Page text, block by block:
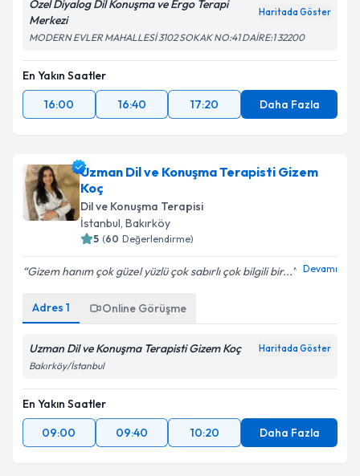
Özel Diyalog Dil Konuşma ve Ergo Terapi
Merkezi
Haritada Göster
MODERN EVLER MAHALLESİ 3102 SOKAK NO:41 DAİRE:1 32200
En Yakın Saatler
16:00
16:40 17:20 Daha Fazla
Uzman Dil ve Konuşma Terapisti Gizem
Koç
Dil ve Konuşma Terapisi
İstanbul, Bakırköy
5 (60 Değerlendirme)
Gizem hanım çok güzel yüzlü çok sabırlı çok bilgili bir... Devamı
Adres 1 Online Görüşme
Uzman Dil ve Konuşma Terapisti Gizem Koç Haritada Göster
Bakırköy/İstanbul
En Yakın Saatler
09:00
09:40 10:20 Daha Fazla